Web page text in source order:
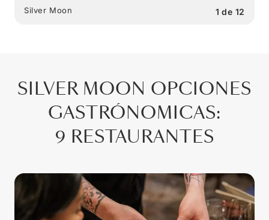
1 de 12
Silver Moon
SILVER MOON OPCIONES
GASTRÓNOMICAS:
9 RESTAURANTES